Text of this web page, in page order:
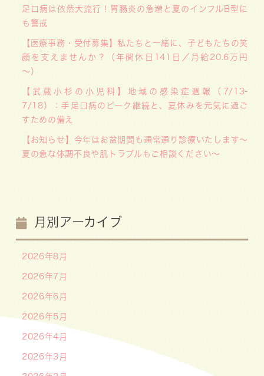
足口病は依然大流行！胃腸炎の急増と夏のインフルB型に
も警戒
【医療事務・受付募集】私たちと一緒に、子どもたちの笑
顔を支えませんか？（年間休日141日／月給20.6万円
～）
【武蔵小杉の小児科】地域の感染症週報（7/13-
7/18）：手足口病のピーク継続と、夏休みを元気に過ご
すための備え
【お知らせ】今年はお盆期間も通常通り診療いたします〜
夏の急な体調不良や肌トラブルもご相談ください〜
月別アーカイブ
2026年8月
2026年7月
2026年6月
2026年5月
2026年4月
2026年3月